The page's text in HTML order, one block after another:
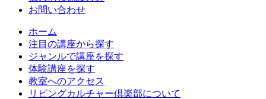
お問い合わせ
ホーム
注目の講座から探す
ジャンルで講座を探す
体験講座を探す
教室へのアクセス
リビングカルチャー倶楽部について